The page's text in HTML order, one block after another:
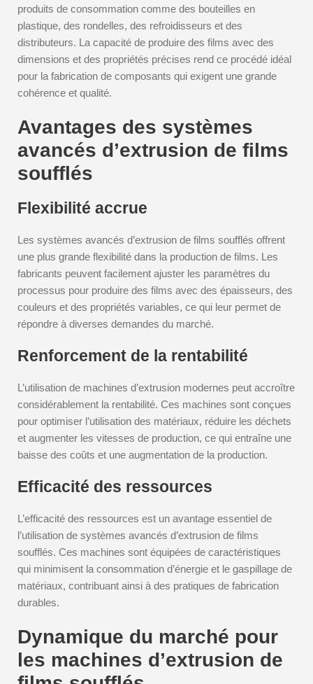
produits de consommation comme des bouteilles en
plastique, des rondelles, des refroidisseurs et des
distributeurs. La capacité de produire des films avec des
dimensions et des propriétés précises rend ce procédé idéal
pour la fabrication de composants qui exigent une grande
cohérence et qualité.
Avantages des systèmes
avancés d’extrusion de films
soufflés
Flexibilité accrue
Les systèmes avancés d’extrusion de films soufflés offrent
une plus grande flexibilité dans la production de films. Les
fabricants peuvent facilement ajuster les paramètres du
processus pour produire des films avec des épaisseurs, des
couleurs et des propriétés variables, ce qui leur permet de
répondre à diverses demandes du marché.
Renforcement de la rentabilité
L’utilisation de machines d’extrusion modernes peut accroître
considérablement la rentabilité. Ces machines sont conçues
pour optimiser l’utilisation des matériaux, réduire les déchets
et augmenter les vitesses de production, ce qui entraîne une
baisse des coûts et une augmentation de la production.
Efficacité des ressources
L’efficacité des ressources est un avantage essentiel de
l’utilisation de systèmes avancés d’extrusion de films
soufflés. Ces machines sont équipées de caractéristiques
qui minimisent la consommation d’énergie et le gaspillage de
matériaux, contribuant ainsi à des pratiques de fabrication
durables.
Dynamique du marché pour
les machines d’extrusion de